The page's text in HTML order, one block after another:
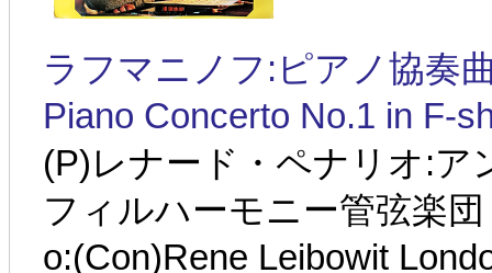
ラフマニノフ:ピアノ協奏
Piano Concerto No.1 in F-
(P)レナード・ペナリオ:ア
フィルハーモニー管弦楽
o:(Con)Rene Leibowit